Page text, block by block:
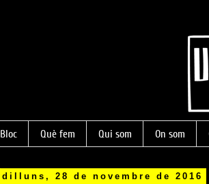
Bloc Què fem Qui som On som
dilluns, 28 de novembre de 2016